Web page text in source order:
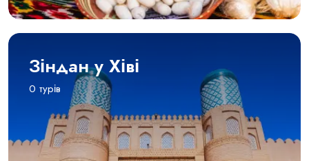
Зіндан у Хіві
0 турів